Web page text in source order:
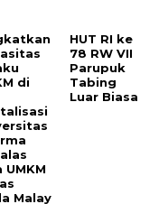
di
UMKM
Malay
HUT RI ke
78 RW VII
Parupuk
Tabing
Luar Biasa